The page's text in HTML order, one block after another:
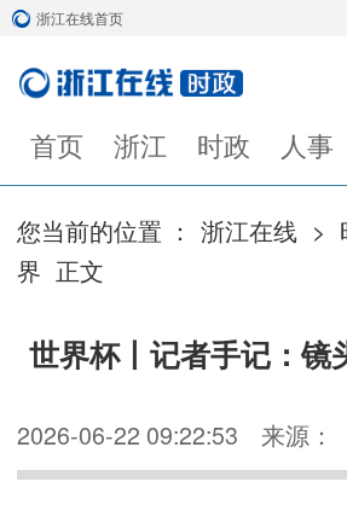
浙江在线首页
首页 浙江 时政 人事
您当前的位置 ： 浙江在线 >
界 正文
世界杯丨记者手记：镜
2026-06-22 09:22:53 来源：